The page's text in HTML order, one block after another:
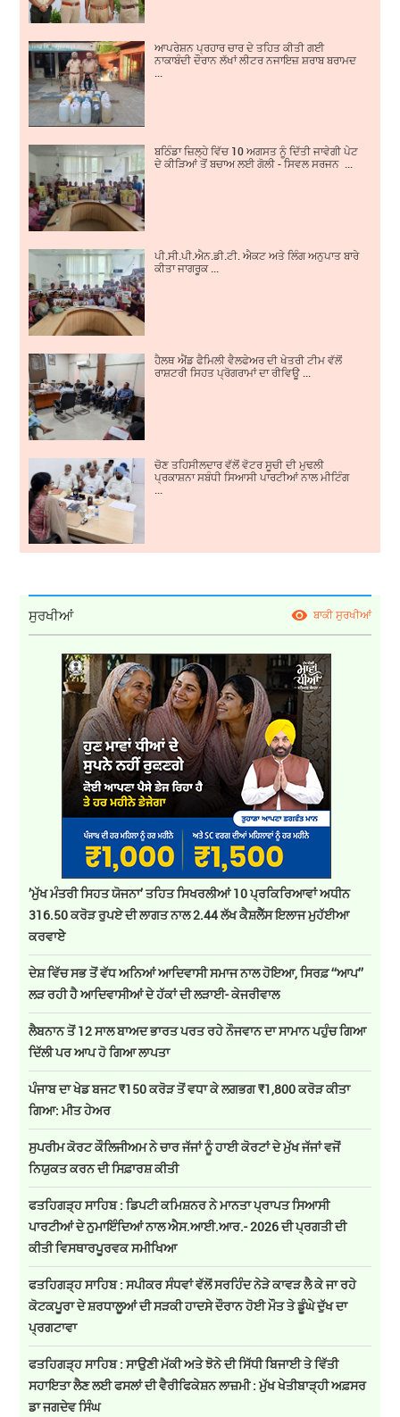
ਆਪਰੇਸ਼ਨ ਪ੍ਰਹਾਰ ਚਾਰ ਦੇ ਤਹਿਤ ਕੀਤੀ ਗਈ
ਨਾਕਾਬੰਦੀ ਦੌਰਾਨ ਲੱਖਾਂ ਲੀਟਰ ਨਜਾਇਜ਼ ਸ਼ਰਾਬ ਬਰਾਮਦ
ਬਠਿੰਡਾ ਜ਼ਿਲ੍ਹੇ ਵਿੱਚ 10 ਅਗਸਤ ਨੂੰ ਦਿੱਤੀ ਜਾਵੇਗੀ ਪੇਟ
ਦੇ ਕੀੜਿਆਂ ਤੋਂ ਬਚਾਅ ਲਈ ਗੋਲੀ - ਸਿਵਲ ਸਰਜਨ ...
ਪੀ.ਸੀ.ਪੀ.ਐਨ.ਡੀ.ਟੀ. ਐਕਟ ਅਤੇ ਲਿੰਗ ਅਨੁਪਾਤ ਬਾਰੇ
ਕੀਤਾ ਜਾਗਰੂਕ ...
ਹੈਲਥ ਐਂਡ ਫੈਮਿਲੀ ਵੈਲਫੇਅਰ ਦੀ ਖੇਤਰੀ ਟੀਮ ਵੱਲੋਂ
ਰਾਸ਼ਟਰੀ ਸਿਹਤ ਪ੍ਰੋਗਰਾਮਾਂ ਦਾ ਰੀਵਿਊ ...
ਚੋਣ ਤਹਿਸੀਲਦਾਰ ਵੱਲੋਂ ਵੋਟਰ ਸੂਚੀ ਦੀ ਮੁਢਲੀ
ਪ੍ਰਕਾਸ਼ਨਾ ਸਬੰਧੀ ਸਿਆਸੀ ਪਾਰਟੀਆਂ ਨਾਲ ਮੀਟਿੰਗ
ਸੁਰਖੀਆਂ ਬਾਕੀ ਸੁਰਖੀਆਂ
’ਮੁੱਖ ਮੰਤਰੀ ਸਿਹਤ ਯੋਜਨਾ’ ਤਹਿਤ ਸਿਖਰਲੀਆਂ 10 ਪ੍ਰਕਿਰਿਆਵਾਂ ਅਧੀਨ
316.50 ਕਰੋੜ ਰੁਪਏ ਦੀ ਲਾਗਤ ਨਾਲ 2.44 ਲੱਖ ਕੈਸ਼ਲੈੱਸ ਇਲਾਜ ਮੁਹੱਈਆ
ਕਰਵਾਏੇ
ਦੇਸ਼ ਵਿੱਚ ਸਭ ਤੋਂ ਵੱਧ ਅਨਿਆਂ ਆਦਿਵਾਸੀ ਸਮਾਜ ਨਾਲ ਹੋਇਆ, ਸਿਰਫ਼ ‘‘ਆਪ’’
ਲੜ ਰਹੀ ਹੈ ਆਦਿਵਾਸੀਆਂ ਦੇ ਹੱਕਾਂ ਦੀ ਲੜਾਈ- ਕੇਜਰੀਵਾਲ
ਲੈਬਨਾਨ ਤੋਂ 12 ਸਾਲ ਬਾਅਦ ਭਾਰਤ ਪਰਤ ਰਹੇ ਨੌਜਵਾਨ ਦਾ ਸਾਮਾਨ ਪਹੁੰਚ ਗਿਆ
ਦਿੱਲੀ ਪਰ ਆਪ ਹੋ ਗਿਆ ਲਾਪਤਾ
ਪੰਜਾਬ ਦਾ ਖੇਡ ਬਜਟ ₹150 ਕਰੋੜ ਤੋਂ ਵਧਾ ਕੇ ਲਗਭਗ ₹1,800 ਕਰੋੜ ਕੀਤਾ
ਗਿਆ: ਮੀਤ ਹੇਅਰ
ਸੁਪਰੀਮ ਕੋਰਟ ਕੌਲਿਜੀਅਮ ਨੇ ਚਾਰ ਜੱਜਾਂ ਨੂੰ ਹਾਈ ਕੋਰਟਾਂ ਦੇ ਮੁੱਖ ਜੱਜਾਂ ਵਜੋਂ
ਨਿਯੁਕਤ ਕਰਨ ਦੀ ਸਿਫ਼ਾਰਸ਼ ਕੀਤੀ
ਫਤਹਿਗੜ੍ਹ ਸਾਹਿਬ : ਡਿਪਟੀ ਕਮਿਸ਼ਨਰ ਨੇ ਮਾਨਤਾ ਪ੍ਰਾਪਤ ਸਿਆਸੀ
ਪਾਰਟੀਆਂ ਦੇ ਨੁਮਾਇੰਦਿਆਂ ਨਾਲ ਐਸ.ਆਈ.ਆਰ.- 2026 ਦੀ ਪ੍ਰਗਤੀ ਦੀ
ਕੀਤੀ ਵਿਸਥਾਰਪੂਰਵਕ ਸਮੀਖਿਆ
ਫਤਹਿਗੜ੍ਹ ਸਾਹਿਬ : ਸਪੀਕਰ ਸੰਧਵਾਂ ਵੱਲੋਂ ਸਰਹਿੰਦ ਨੇੜੇ ਕਾਵੜ ਲੈ ਕੇ ਜਾ ਰਹੇ
ਕੋਟਕਪੂਰਾ ਦੇ ਸ਼ਰਧਾਲੂਆਂ ਦੀ ਸੜਕੀ ਹਾਦਸੇ ਦੌਰਾਨ ਹੋਈ ਮੌਤ ਤੇ ਡੂੰਘੇ ਦੁੱਖ ਦਾ
ਪ੍ਰਗਟਾਵਾ
ਫਤਹਿਗੜ੍ਹ ਸਾਹਿਬ : ਸਾਉਣੀ ਮੱਕੀ ਅਤੇ ਝੋਨੇ ਦੀ ਸਿੱਧੀ ਬਿਜਾਈ ਤੇ ਵਿੱਤੀ
ਸਹਾਇਤਾ ਲੈਣ ਲਈ ਫਸਲਾਂ ਦੀ ਵੈਰੀਫਿਕੇਸ਼ਨ ਲਾਜ਼ਮੀ : ਮੁੱਖ ਖੇਤੀਬਾੜ੍ਹੀ ਅਫ਼ਸਰ
ਡਾ ਜਗਦੇਵ ਸਿੰਘ